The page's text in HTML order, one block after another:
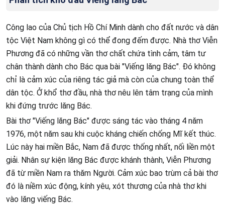
Công lao của Chủ tịch Hồ Chí Minh dành cho đất nước và dân
tộc Việt Nam không gì có thể đong đếm được. Nhà thơ Viễn
Phương đã có những vần thơ chất chứa tình cảm, tâm tư
chân thành dành cho Bác qua bài "Viếng lăng Bác". Đó không
chỉ là cảm xúc của riêng tác giả mà còn của chung toàn thể
dân tộc. Ở khổ thơ đầu, nhà thơ nêu lên tâm trạng của mình
khi đứng trước lăng Bác.
Bài thơ "Viếng lăng Bác" được sáng tác vào tháng 4 năm
1976, một năm sau khi cuộc kháng chiến chống Mĩ kết thúc.
Lúc này hai miền Bắc, Nam đã được thống nhất, nối liền một
giải. Nhân sự kiện lăng Bác được khánh thành, Viễn Phương
đã từ miền Nam ra thăm Người. Cảm xúc bao trùm cả bài thơ
đó là niềm xúc động, kính yêu, xót thương của nhà thơ khi
vào lăng viếng Bác.